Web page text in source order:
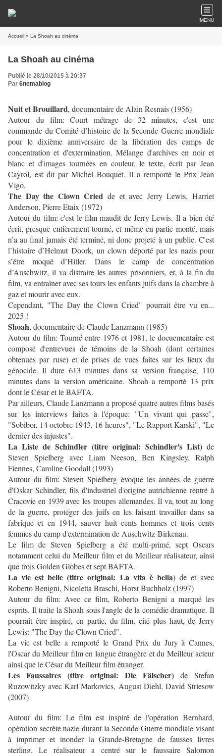
MENU
Accueil » La Shoah au cinéma
La Shoah au cinéma
Publié le 28/10/2015 à 20:37
Par 6nemablog
Nuit et Brouillard, documentaire de Alain Resnais (1956)
Autour du film: Court métrage de 32 minutes, c'est une
commande du Comité d’histoire de la Seconde Guerre mondiale
pour le dixième anniversaire de la libération des camps de
concentration et d'extermination. Mélange d'archives en noir et
blanc et d'images tournées en couleur, le texte, écrit par Jean
Cayrol, est dit par Michel Bouquet. Il a remporté le Prix Jean
Vigo.
The Day the Clown Cried de et avec Jerry Lewis, Harriet
Anderson, Pierre Etaix (1972)
Autour du film: c'est le film maudit de Jerry Lewis. Il a bien été
écrit, presque entièrement tourné, et même en partie monté, mais
n’a au final jamais été terminé, ni donc projeté à un public. C'est
l’histoire d’Helmut Doork, un clown déporté par les nazis pour
s’être moqué d’Hitler. Dans le camp de concentration
d’Auschwitz, il va distraire les autres prisonniers, et, à la fin du
film, va entraîner avec ses tours les enfants juifs dans la chambre à
gaz et mourir avec eux.
Cependant, "The Day the Clown Cried" pourrait être vu en...
2025 !
Shoah, documentaire de Claude Lanzmann (1985)
Autour du film: Tourné entre 1976 et 1981, le docuementaire est
composé d'entrevues de témoins de la Shoah (dont certaines
obtenues par ruse) et de prises de vues faites sur les lieux du
génocide. Il dure 613 minutes dans sa version française, 110
minutes dans la version américaine. Shoah a remporté 13 prix
dont le César et le BAFTA.
Par ailleurs, Claude Lanzmann a proposé quatre autres films basés
sur les interviews faites à l'époque: "Un vivant qui passe",
"Sobibor, 14 octobre 1943, 16 heures", "Le Rapport Karski", "Le
dernier des injustes".
La Liste de Schindler (titre original: Schindler's List) de
Steven Spielberg avec Liam Neeson, Ben Kingsley, Ralph
Fiennes, Caroline Goodall (1993)
Autour du film: Steven Spielberg évoque les années de guerre
d'Oskar Schindler, fils d'industriel d'origine autrichienne rentré à
Cracovie en 1939 avec les troupes allemandes. Il va, tout au long
de la guerre, protéger des juifs en les faisant travailler dans sa
fabrique et en 1944, sauver huit cents hommes et trois cents
femmes du camp d'extermination de Auschwitz-Birkenau.
Le film de Steven Spielberg a été multi-primé, sept Oscars
notamment celui du Meilleur film et du Meilleur réalisateur, ainsi
que trois Golden Globes et sept BAFTA.
La vie est belle (titre original: La vita è bella) de et avec
Roberto Benigni, Nicoletta Braschi, Horst Buchholz (1997)
Autour du film: Avec ce film, Roberto Benigni a marqué les
esprits. Il traite la Shoah sous l'angle de la comédie dramatique. Il
pourrait être inspiré, en partie, du film, cité plus haut, de Jerry
Lewis: "The Day the Clown Cried".
La vie est belle a remporté le Grand Prix du Jury à Cannes,
l'Oscar du Meilleur film en langue étrangère et du Meilleur acteur
ainsi que le César du Meilleur film étranger.
Les Faussaires (titre original: Die Fälscher) de Stefan
Ruzowitzky avec Karl Markovics, August Diehl, David Striesow
(2007)
Autour du film: Le film est inspiré de l'opération Bernhard,
opération secrète nazie durant la Seconde Guerre mondiale visant
à imprimer et inonder la Grande-Bretagne de fausses livres
sterling. Le réalisateur a centré sur le faussaire Salomon